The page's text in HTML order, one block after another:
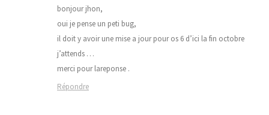
bonjour jhon,
oui je pense un peti bug,
il doit y avoir une mise a jour pour os 6 d’ici la fin octobre
j’attends …
merci pour lareponse .
Répondre